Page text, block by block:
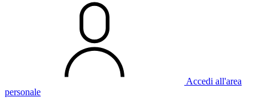
Accedi all'area
personale